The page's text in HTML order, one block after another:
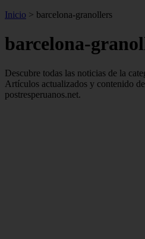
Inicio > barcelona-granollers
barcelona-
Descubre todas las noticias de la
Artículos actualizados y contenido
postresperuanos.net.